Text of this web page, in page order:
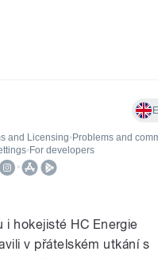
i hokejisté HC Energie
v přátelském utkání s